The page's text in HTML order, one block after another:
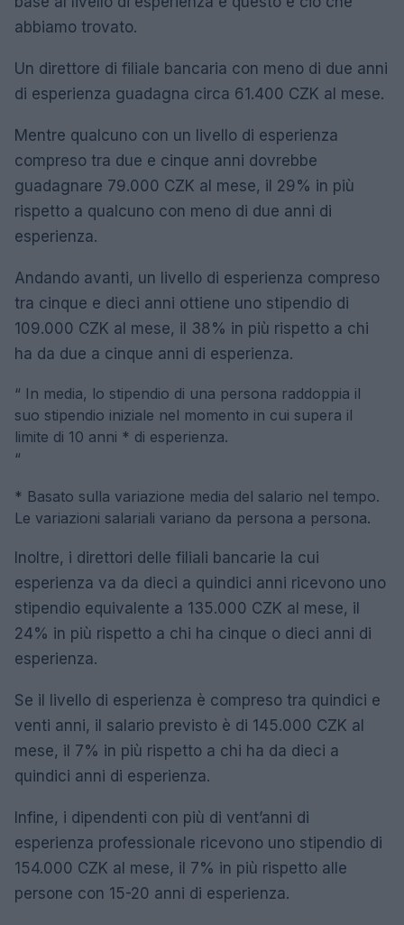
abbiamo trovato.
Un direttore di filiale bancaria con meno di due anni
di esperienza guadagna circa 61.400 CZK al mese.
Mentre qualcuno con un livello di esperienza
compreso tra due e cinque anni dovrebbe
guadagnare 79.000 CZK al mese, il 29% in più
rispetto a qualcuno con meno di due anni di
esperienza.
Andando avanti, un livello di esperienza compreso
tra cinque e dieci anni ottiene uno stipendio di
109.000 CZK al mese, il 38% in più rispetto a chi
ha da due a cinque anni di esperienza.
“ In media, lo stipendio di una persona raddoppia il
suo stipendio iniziale nel momento in cui supera il
limite di 10 anni * di esperienza.
“
* Basato sulla variazione media del salario nel tempo.
Le variazioni salariali variano da persona a persona.
Inoltre, i direttori delle filiali bancarie la cui
esperienza va da dieci a quindici anni ricevono uno
stipendio equivalente a 135.000 CZK al mese, il
24% in più rispetto a chi ha cinque o dieci anni di
esperienza.
Se il livello di esperienza è compreso tra quindici e
venti anni, il salario previsto è di 145.000 CZK al
mese, il 7% in più rispetto a chi ha da dieci a
quindici anni di esperienza.
Infine, i dipendenti con più di vent’anni di
esperienza professionale ricevono uno stipendio di
154.000 CZK al mese, il 7% in più rispetto alle
persone con 15-20 anni di esperienza.